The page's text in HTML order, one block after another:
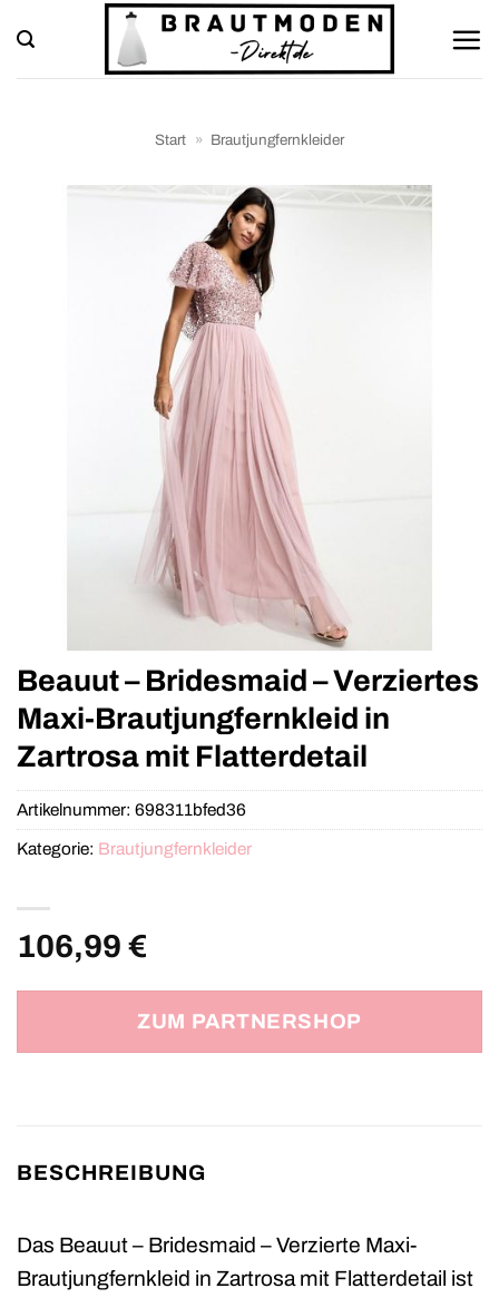
Inhalt
springen
Start » Brautjungfernkleider
Beauut – Bridesmaid – Verziertes
Maxi-Brautjungfernkleid in
Zartrosa mit Flatterdetail
106,99 €
ZUM PARTNERSHOP
Artikelnummer: 698311bfed36
Kategorie: Brautjungfernkleider
BESCHREIBUNG
Das Beauut – Bridesmaid – Verzierte Maxi-
Brautjungfernkleid in Zartrosa mit Flatterdetail ist